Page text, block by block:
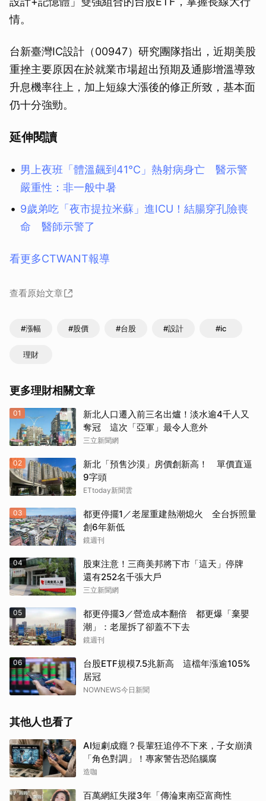
情。
台新臺灣IC設計（00947）研究團隊指出，近期美股
重挫主要原因在於就業市場超出預期及通膨增溫導致
升息機率往上，加上短線大漲後的修正所致，基本面
仍十分強勁。
延伸閱讀
男上夜班「體溫飆到41℃」熱射病身亡 醫示警
嚴重性：非一般中暑
9歲弟吃「夜市提拉米蘇」進ICU！結腸穿孔險喪
命 醫師示警了
看更多CTWANT報導
查看原始文章
#漲幅 #股價 #台股 #設計 #ic
理財
更多理財相關文章
01
新北人口遷入前三名出爐！淡水逾4千人又
奪冠 這次「亞軍」最令人意外
三立新聞網
02
新北「預售沙漠」房價創新高！ 單價直逼
9字頭
ETtoday新聞雲
03
都更停擺1／老屋重建熱潮熄火 全台拆照量
創6年新低
鏡週刊
04
股東注意！三商美邦將下市「這天」停牌
還有252名千張大戶
三立新聞網
05
都更停擺3／營造成本翻倍 都更爆「棄嬰
潮」：老屋拆了卻蓋不下去
鏡週刊
06
台股ETF規模7.5兆新高 這檔年漲逾105%
居冠
NOWNEWS今日新聞
其他人也看了
AI短劇成癮？長輩狂追停不下來，子女崩潰
「角色對調」！專家警告恐陷腦腐
造咖
百萬網紅失蹤3年「傳淪東南亞富商性